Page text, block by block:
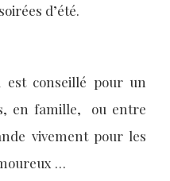
d’été.
est conseillé pour un
en famille, ou entre
vivement pour les
…